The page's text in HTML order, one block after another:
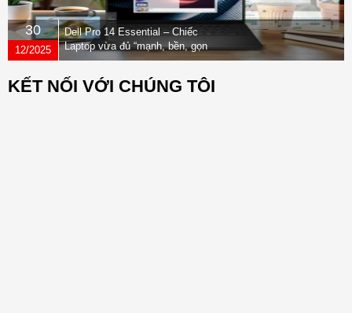
30
12/2025
Dell Pro 14 Essential – Chiếc
Laptop vừa đủ “mạnh, bền, gọn
nhẹ” dành cho dân văn phòng
KẾT NỐI VỚI CHÚNG TÔI